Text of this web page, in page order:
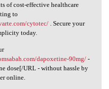
of cost-effective healthcare
to
cytotec/. Secure your
today.
dapoxetine-90mg/-
dose[/URL - without hassle by
online.